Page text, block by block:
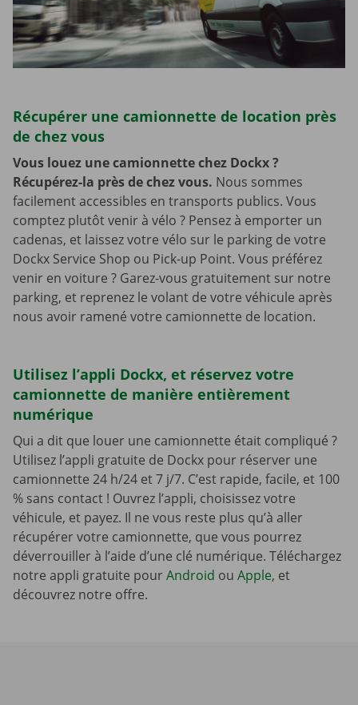
Récupérer une camionnette de location près
de chez vous
Vous louez une camionnette chez Dockx ?
Récupérez-la près de chez vous. Nous sommes
facilement accessibles en transports publics. Vous
comptez plutôt venir à vélo ? Pensez à emporter un
cadenas, et laissez votre vélo sur le parking de votre
Dockx Service Shop ou Pick-up Point. Vous préférez
venir en voiture ? Garez-vous gratuitement sur notre
parking, et reprenez le volant de votre véhicule après
nous avoir ramené votre camionnette de location.
Utilisez l’appli Dockx, et réservez votre
camionnette de manière entièrement
numérique
Qui a dit que louer une camionnette était compliqué ?
Utilisez l’appli gratuite de Dockx pour réserver une
camionnette 24 h/24 et 7 j/7. C’est rapide, facile, et 100
% sans contact ! Ouvrez l’appli, choisissez votre
véhicule, et payez. Il ne vous reste plus qu’à aller
récupérer votre camionnette, que vous pourrez
déverrouiller à l’aide d’une clé numérique. Téléchargez
notre appli gratuite pourAndroid ou Apple, et
découvrez notre offre.